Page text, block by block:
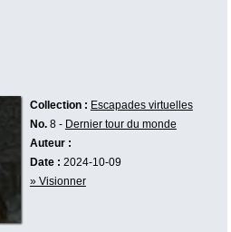
Collection : Escapades virtuelles
No.8 - Dernier tour du monde
Auteur :
Date : 2024-10-09
» Visionner